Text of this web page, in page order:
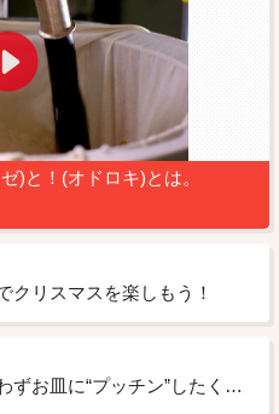
)と！(オドロキ)とは。
クリスマスを楽しもう！
今年も登場！思わずお皿に“プッチン”したくなる！桜の形の「プッチンプリン」